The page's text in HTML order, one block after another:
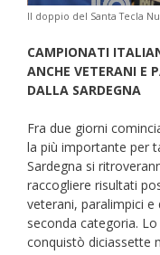
Il doppio del Santa Tecla
CAMPIONATI
ANCHE VETERANI E
DALLA SARDEGNA
Fra due giorni
la più importante per
Sardegna si
raccogliere risultati
veterani, paralimpici
seconda categoria.
conquistò diciassette